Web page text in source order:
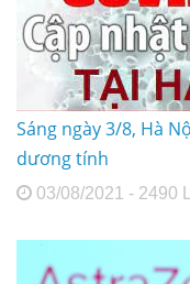
Sáng ngày 3/8, Hà
dương tính
03/08/2021 - 2490